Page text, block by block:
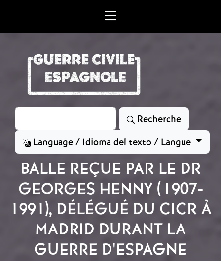
Rechercher
Recherche
Language / Idioma del texto / Langue
BALLE REÇUE PAR LE DR
GEORGES HENNY (1907-
1991), DÉLÉGUÉ DU CICR À
MADRID DURANT LA
GUERRE D'ESPAGNE